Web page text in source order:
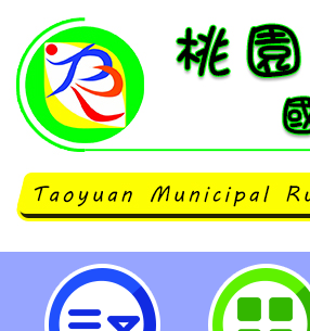
函轉交通部檢送多國
韓文、越南文、泰文